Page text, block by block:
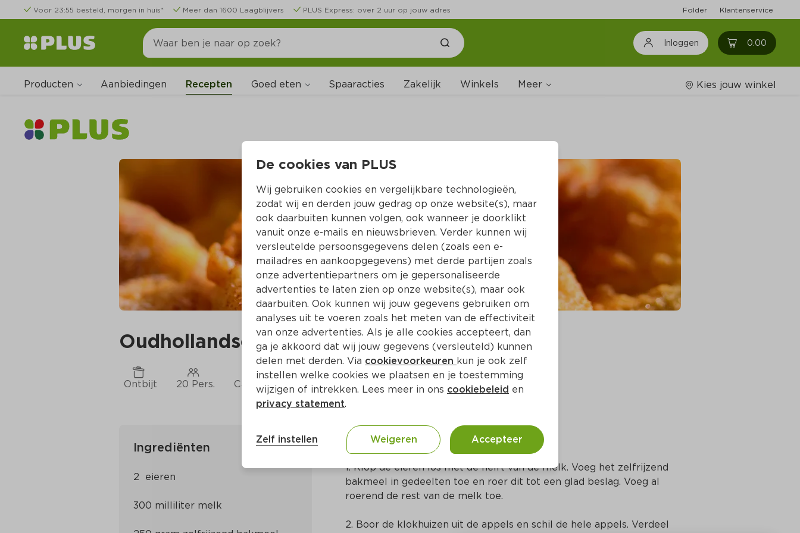
Voor 23:55 besteld, morgen in huis* Meer dan 1600 Laagblijvers PLUS Express: over 2 uur op jouw adres Folder Klantenservice
Inloggen 0.00 0
Producten Aanbiedingen Recepten Goed eten Spaaracties Zakelijk Winkels Meer
Wijnshop
Boodschappenlijstjes
Kies jouw winkel
Oudhollandse appelbeignets
Ontbijt 20 Pers. Ca. 20 Min Nederlands
Ingrediënten
Bereidingswijze
1. Klop de eieren los met de helft van de melk. Voeg het zelfrijzend
bakmeel in gedeelten toe en roer dit tot een glad beslag. Voeg al
roerend de rest van de melk toe.
2. Boor de klokhuizen uit de appels en schil de hele appels. Verdeel
De cookies van PLUS
Wij gebruiken cookies en vergelijkbare technologieën,
zodat wij en derden jouw gedrag op onze website(s), maar
ook daarbuiten kunnen volgen, ook wanneer je doorklikt
vanuit onze e-mails en nieuwsbrieven. Verder kunnen wij
versleutelde persoonsgegevens delen (zoals een e-
mailadres en aankoopgegevens) met derde partijen zoals
onze advertentiepartners om je gepersonaliseerde
advertenties te laten zien op onze website(s), maar ook
daarbuiten. Ook kunnen wij jouw gegevens gebruiken om
analyses uit te voeren zoals het meten van de effectiviteit
van onze advertenties. Als je alle cookies accepteert, dan
ga je akkoord dat wij jouw gegevens (versleuteld) kunnen
delen met derden. Via cookievoorkeuren kun je ook zelf
instellen welke cookies we plaatsen en je toestemming
wijzigen of intrekken. Lees meer in ons cookiebeleid en
privacy statement.
Zelf instellen Weigeren Accepteer